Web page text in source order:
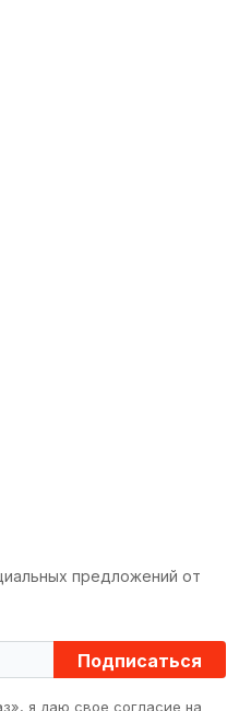
предложений от
Подписаться
я даю свое согласие на